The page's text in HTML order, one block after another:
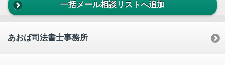
一括メール相談リストへ追加
あおば司法書士事務所